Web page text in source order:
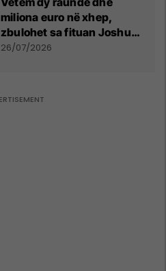
miliona euro në xhep,
zbulohet sa fituan Joshua
e Prenga
26/07/2026